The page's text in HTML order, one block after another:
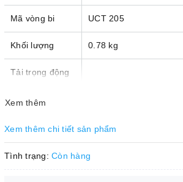
Mã vòng bi UCT 205
Khối lượng 0.78 kg
Tải trọng động
định (C)
Tải trọng tĩnh
cơ bản danh
định (C0)
7.85kN
Xem thêm
Xem thêm chi tiết sản phẩm
Tình trạng: Còn hàng